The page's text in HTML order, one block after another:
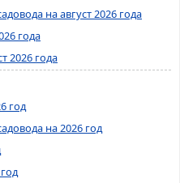
на август 2026 года
года
2026 года
год
на 2026 год